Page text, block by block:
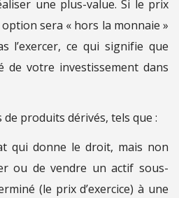
une plus-value. Si le prix
sera « hors la monnaie »
l’exercer, ce qui signifie que
de votre investissement dans
produits dérivés, tels que :
qui donne le droit, mais non
ou de vendre un actif sous-
(le prix d’exercice) à une